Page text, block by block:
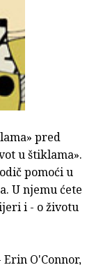
pred
u štiklama».
pomoći u
U njemu ćete
i - o životu
O'Connor,